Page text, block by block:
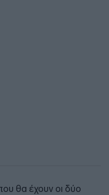
θα έχουν οι δύο